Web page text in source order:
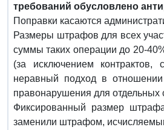
требований обусловлено
Поправки касаются
Размеры штрафов для всех
суммы таких операции до 20-
(за исключением
неравный подход в
правонарушения для
Фиксированный размер
заменили штрафом,